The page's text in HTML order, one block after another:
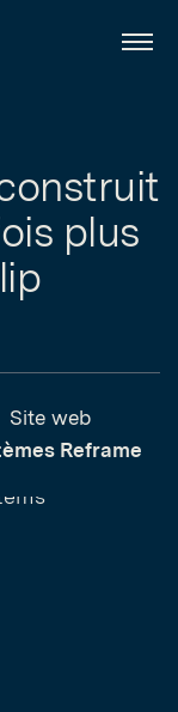
Menu
plus
Site web
Reframe